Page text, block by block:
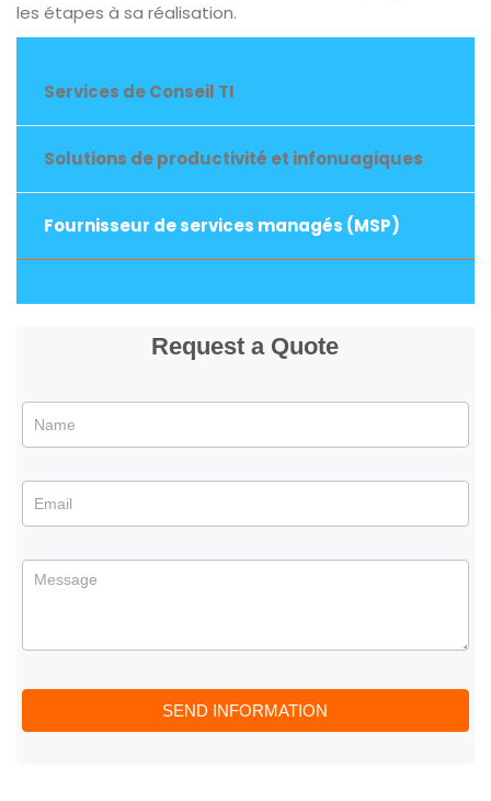
les étapes à sa réalisation.
Services de Conseil TI
Solutions de productivité et infonuagiques
Fournisseur de services managés (MSP)
Request a Quote
SEND INFORMATION